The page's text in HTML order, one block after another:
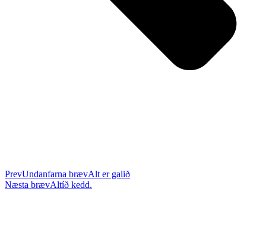
PrevUndanfarna brævAlt er galið
Næsta brævAltíð kedd.